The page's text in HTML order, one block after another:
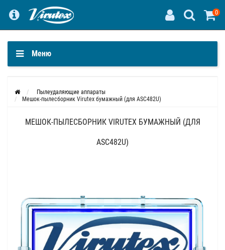
0
Меню
Пылеудаляющие аппараты
Мешок-пылесборник Virutex бумажный (для ASC482U)
МЕШОК-ПЫЛЕСБОРНИК VIRUTEX БУМАЖНЫЙ (ДЛЯ
ASC482U)